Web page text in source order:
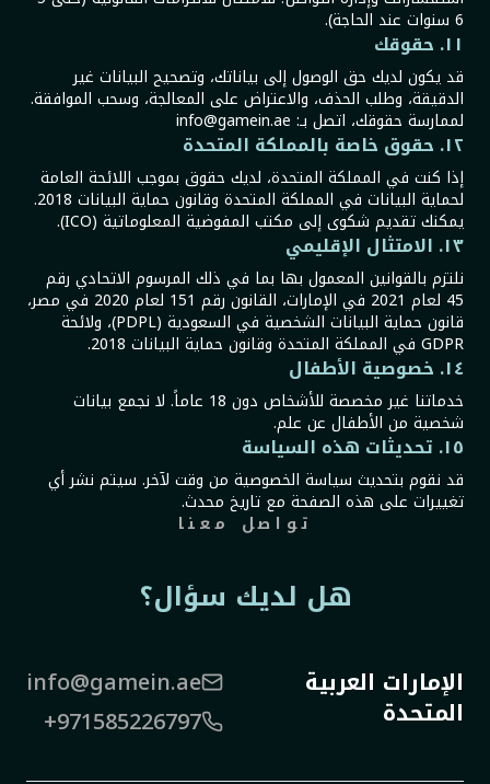
6 سنوات عند الحاجة).
١١. حقوقك
قد يكون لديك حق الوصول إلى بياناتك، وتصحيح البيانات غير
الدقيقة، وطلب الحذف، والاعتراض على المعالجة، وسحب الموافقة.
لممارسة حقوقك، اتصل بـ: info@gamein.ae
١٢. حقوق خاصة بالمملكة المتحدة
إذا كنت في المملكة المتحدة، لديك حقوق بموجب اللائحة العامة
لحماية البيانات في المملكة المتحدة وقانون حماية البيانات 2018.
يمكنك تقديم شكوى إلى مكتب المفوضية المعلوماتية (ICO).
١٣. الامتثال الإقليمي
نلتزم بالقوانين المعمول بها بما في ذلك المرسوم الاتحادي رقم
45 لعام 2021 في الإمارات، القانون رقم 151 لعام 2020 في مصر،
قانون حماية البيانات الشخصية في السعودية (PDPL)، ولائحة
GDPR في المملكة المتحدة وقانون حماية البيانات 2018.
١٤. خصوصية الأطفال
خدماتنا غير مخصصة للأشخاص دون 18 عاماً. لا نجمع بيانات
شخصية من الأطفال عن علم.
١٥. تحديثات هذه السياسة
قد نقوم بتحديث سياسة الخصوصية من وقت لآخر. سيتم نشر أي
تغييرات على هذه الصفحة مع تاريخ محدث.
تواصل معنا
هل لديك سؤال؟
الإمارات العربية
المتحدة
info@gamein.ae
+971585226797